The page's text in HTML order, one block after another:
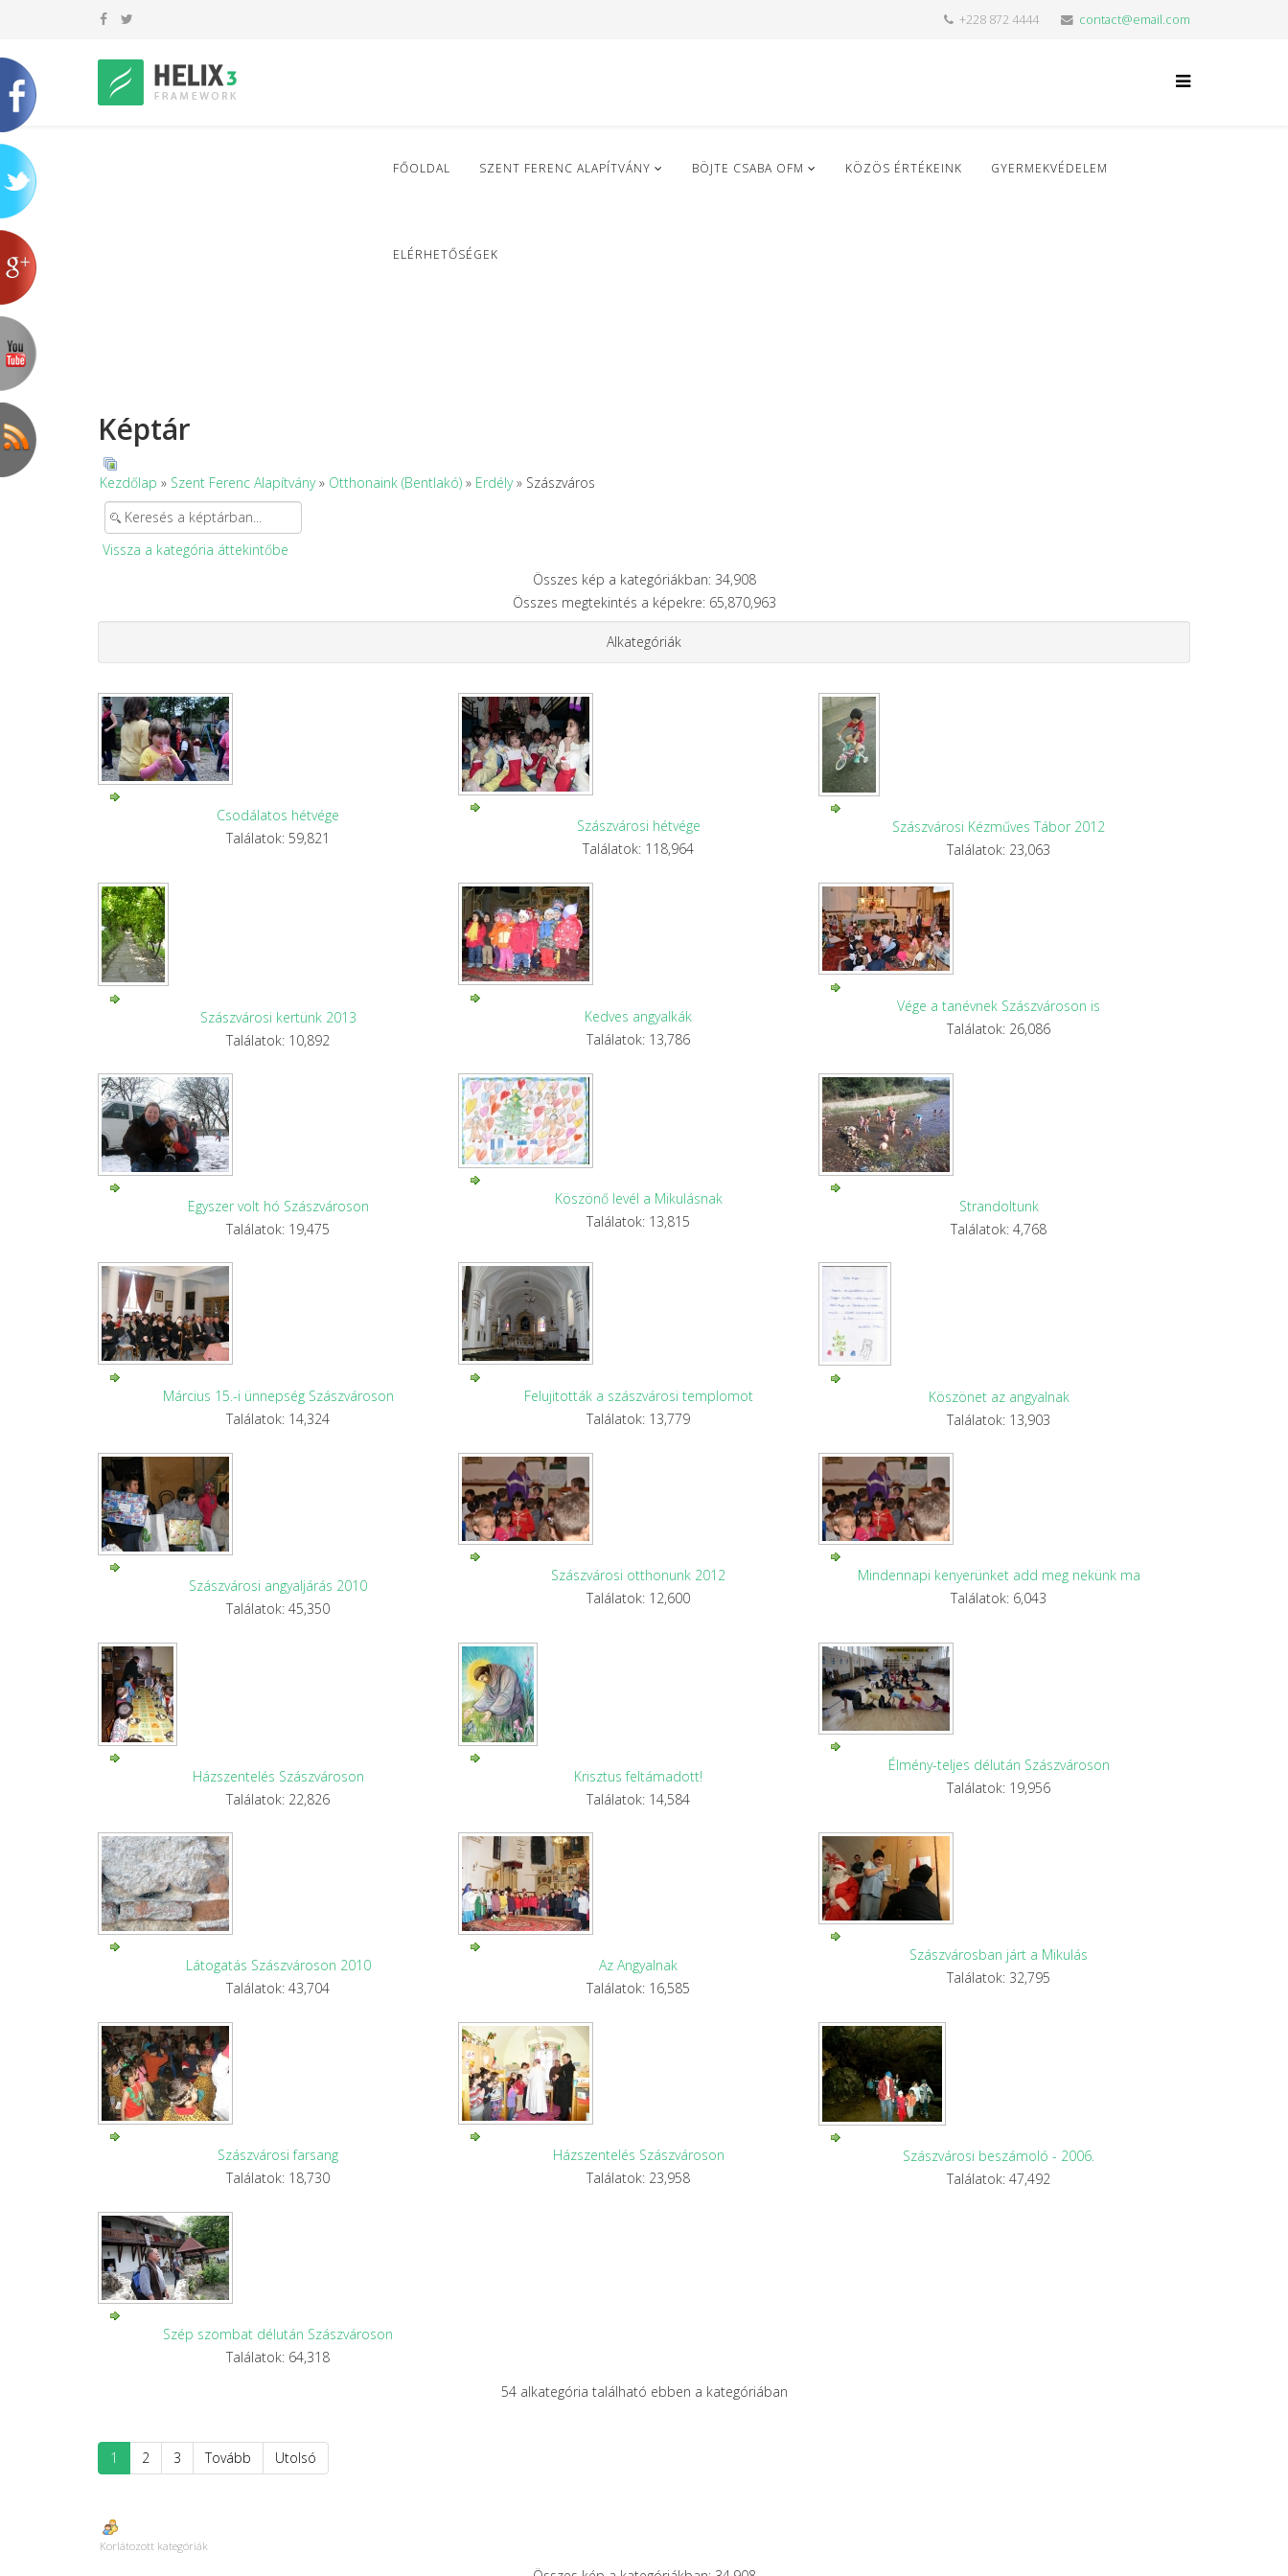
+228 872 4444 contact@email.com
FŐOLDAL SZENT FERENC ALAPÍTVÁNY BÖJTE CSABA OFM KÖZÖS ÉRTÉKEINK GYERMEKVÉDELEM
ELÉRHETŐSÉGEK
Képtár
Kezdőlap » Szent Ferenc Alapítvány» Otthonaink (Bentlakó) » Erdély» Szászváros
Vissza a kategória áttekintőbe
Összes kép a kategóriákban: 34,908
Összes megtekintés a képekre: 65,870,963
Alkategóriák
Csodálatos hétvége
Találatok: 59,821
Szászvárosi hétvége
Találatok: 118,964
Szászvárosi Kézműves Tábor 2012
Találatok: 23,063
Szászvárosi kertünk 2013
Találatok: 10,892
Kedves angyalkák
Találatok: 13,786
Vége a tanévnek Szászvároson is
Találatok: 26,086
Egyszer volt hó Szászvároson
Találatok: 19,475
Köszönő levél a Mikulásnak
Találatok: 13,815
Strandoltunk
Találatok: 4,768
Március 15.-i ünnepség Szászvároson
Találatok: 14,324
Felujitották a szászvárosi templomot
Találatok: 13,779
Köszönet az angyalnak
Találatok: 13,903
Szászvárosi angyaljárás 2010
Találatok: 45,350
Szászvárosi otthonunk 2012
Találatok: 12,600
Mindennapi kenyerünket add meg nekünk ma
Találatok: 6,043
Házszentelés Szászvároson
Találatok: 22,826
Krisztus feltámadott!
Találatok: 14,584
Élmény-teljes délután Szászvároson
Találatok: 19,956
Látogatás Szászvároson 2010
Találatok: 43,704
Az Angyalnak
Találatok: 16,585
Szászvárosban járt a Mikulás
Találatok: 32,795
Szászvárosi farsang
Találatok: 18,730
Házszentelés Szászvároson
Találatok: 23,958
Szászvárosi beszámoló - 2006.
Találatok: 47,492
Szép szombat délután Szászvároson
Találatok: 64,318
54 alkategória található ebben a kategóriában
1 2 3 Tovább Utolsó
Korlátozott kategóriák